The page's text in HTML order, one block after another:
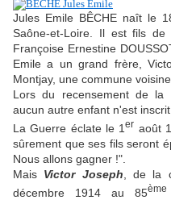
Jules Emile BÊCHE naît le
Saône-et-Loire. Il est fils
Françoise Ernestine
Emile a un grand frère,
Montjay, une commune voisine.
Lors du recensement de la
aucun autre enfant n'est inscrit.
La Guerre éclate le 1er août
sûrement que ses fils seront
Nous allons gagner !".
Mais Victor Joseph , de la
décembre 1914 au 85ème